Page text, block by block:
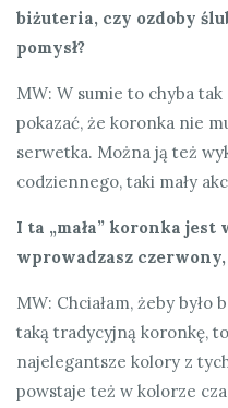
biżuteria, czy ozdoby
pomysł?
MW: W sumie to chyba tak
pokazać, że koronka nie
serwetka. Można ją też
codziennego, taki mały
I ta „mała” koronka
wprowadzasz
MW: Chciałam, żeby
taką tradycyjną koronkę,
najelegantsze kolory z
powstaje też w kolorze